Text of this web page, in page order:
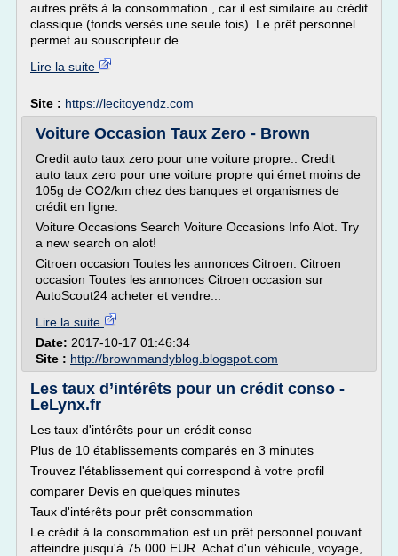
autres prêts à la consommation , car il est similaire au crédit
classique (fonds versés une seule fois). Le prêt personnel
permet au souscripteur de...
Lire la suite
Site : https://lecitoyendz.com
Voiture Occasion Taux Zero - Brown
Credit auto taux zero pour une voiture propre.. Credit
auto taux zero pour une voiture propre qui émet moins de
105g de CO2/km chez des banques et organismes de
crédit en ligne.
Voiture Occasions Search Voiture Occasions Info Alot. Try
a new search on alot!
Citroen occasion Toutes les annonces Citroen. Citroen
occasion Toutes les annonces Citroen occasion sur
AutoScout24 acheter et vendre...
Lire la suite
Date: 2017-10-17 01:46:34
Site : http://brownmandyblog.blogspot.com
Les taux d’intérêts pour un crédit conso -
LeLynx.fr
Les taux d'intérêts pour un crédit conso
Plus de 10 établissements comparés en 3 minutes
Trouvez l'établissement qui correspond à votre profil
comparer Devis en quelques minutes
Taux d'intérêts pour prêt consommation
Le crédit à la consommation est un prêt personnel pouvant
atteindre jusqu'à 75 000 EUR. Achat d'un véhicule, voyage,